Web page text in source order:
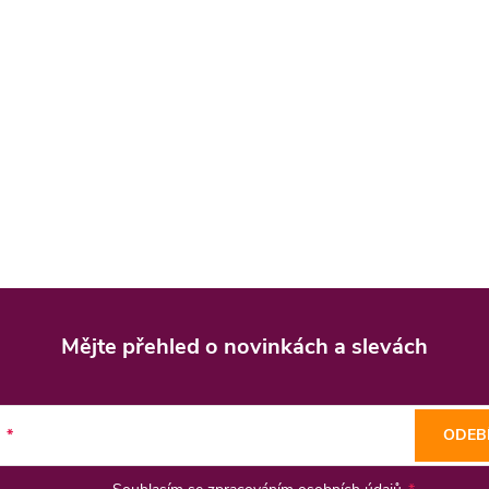
Mějte přehled o novinkách a slevách